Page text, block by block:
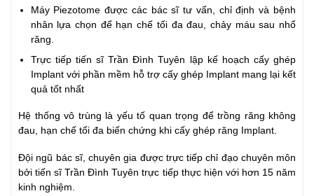
Máy Piezotome được các bác sĩ tư vấn, chỉ định và bệnh
nhân lựa chọn để hạn chế tối đa đau, chảy máu sau nhổ
răng.
Trực tiếp tiến sĩ Trần Đình Tuyên lập kế hoạch cấy ghép
Implant với phần mềm hỗ trợ cấy ghép Implant mang lại kết
quả tốt nhất
Hệ thống vô trùng là yếu tố quan trọng để trồng răng không
đau, hạn chế tối đa biến chứng khi cấy ghép răng Implant.
Đội ngũ bác sĩ, chuyên gia được trực tiếp chỉ đạo chuyên môn
bởi tiến sĩ Trần Đình Tuyên trực tiếp thực hiện với hơn 15 năm
kinh nghiệm.